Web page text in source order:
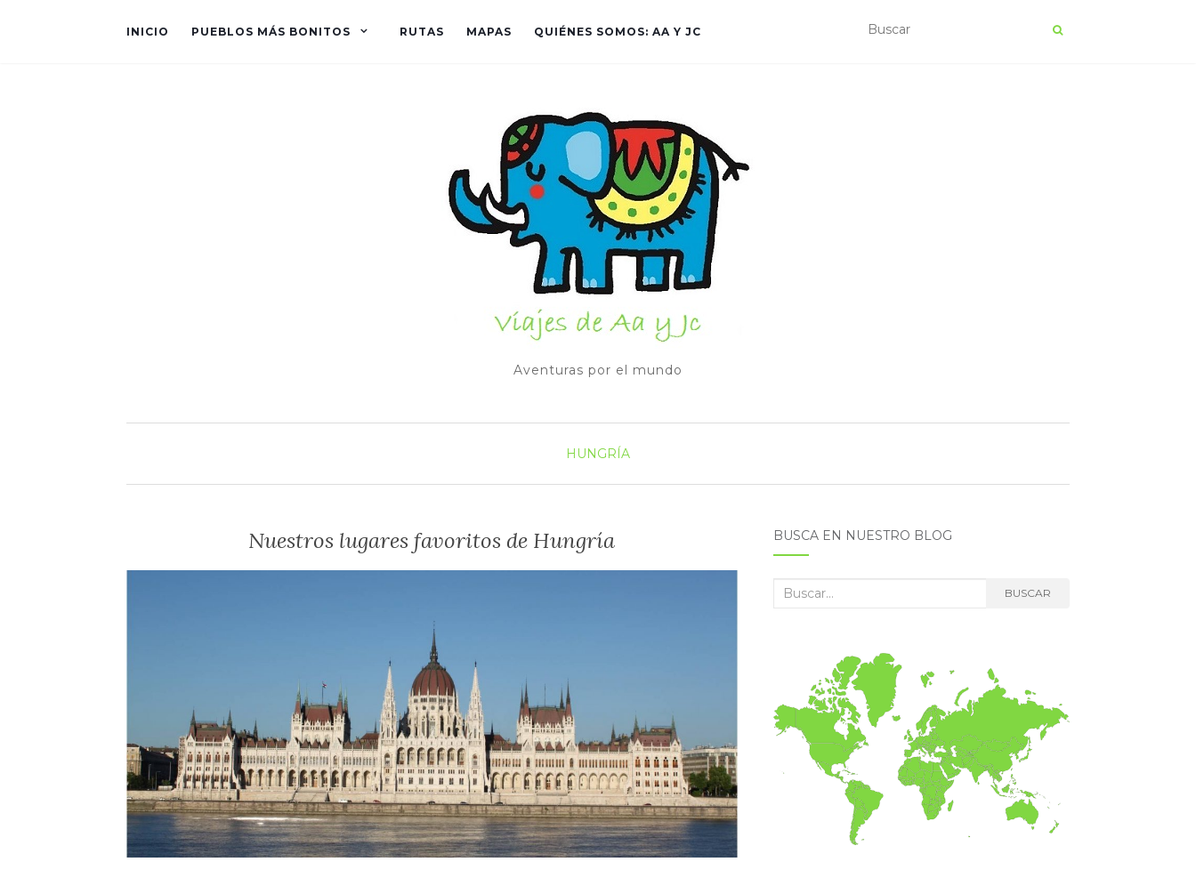
INICIO PUEBLOS MÁS BONITOS RUTAS MAPAS QUIÉNES SOMOS: AA Y JC
Aventuras por el mundo
HUNGRÍA
Nuestros lugares favoritos de Hungría BUSCA EN NUESTRO BLOG
Buscar: BUSCAR